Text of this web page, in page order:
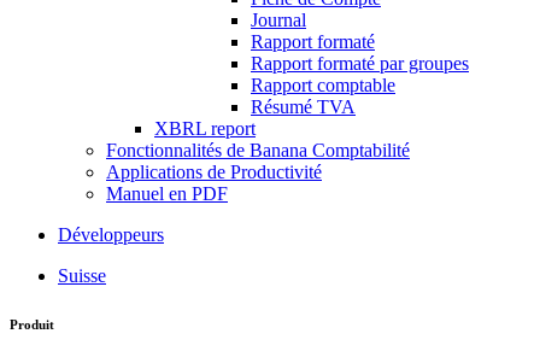
Journal
Rapport formaté
Rapport formaté par groupes
Rapport comptable
Résumé TVA
XBRL report
Fonctionnalités de Banana Comptabilité
Applications de Productivité
Manuel en PDF
Développeurs
Suisse
Produit